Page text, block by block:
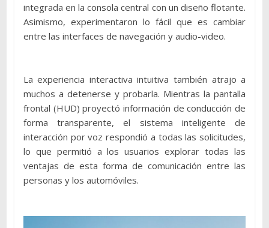
integrada en la consola central con un diseño flotante.
Asimismo, experimentaron lo fácil que es cambiar
entre las interfaces de navegación y audio-video.
La experiencia interactiva intuitiva también atrajo a
muchos a detenerse y probarla. Mientras la pantalla
frontal (HUD) proyectó información de conducción de
forma transparente, el sistema inteligente de
interacción por voz respondió a todas las solicitudes,
lo que permitió a los usuarios explorar todas las
ventajas de esta forma de comunicación entre las
personas y los automóviles.